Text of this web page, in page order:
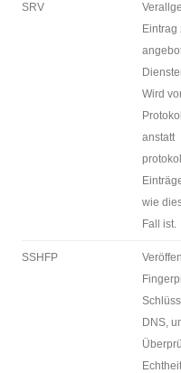
SRV
Eintrag
Wird
anstatt
wie
Fall ist.
SSHFP
DNS,